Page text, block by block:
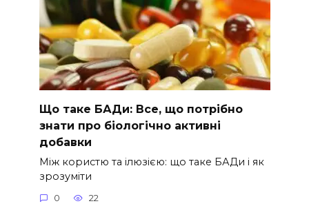
Що таке БАДи: Все, що потрібно
знати про біологічно активні
добавки
Між користю та ілюзією: що таке БАДи і як
зрозуміти
0 22